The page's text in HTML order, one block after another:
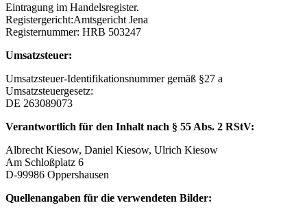
Eintragung im Handelsregister.
Registergericht:Amtsgericht Jena
Registernummer: HRB 503247
Umsatzsteuer:
Umsatzsteuer-Identifikationsnummer gemäß §27 a
Umsatzsteuergesetz:
DE 263089073
Verantwortlich für den Inhalt nach § 55 Abs. 2 RStV:
Albrecht Kiesow, Daniel Kiesow, Ulrich Kiesow
Am Schloßplatz 6
D-99986 Oppershausen
Quellenangaben für die verwendeten Bilder: